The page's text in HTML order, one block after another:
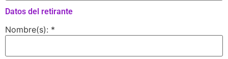
Datos del retirante
Nombre(s): *